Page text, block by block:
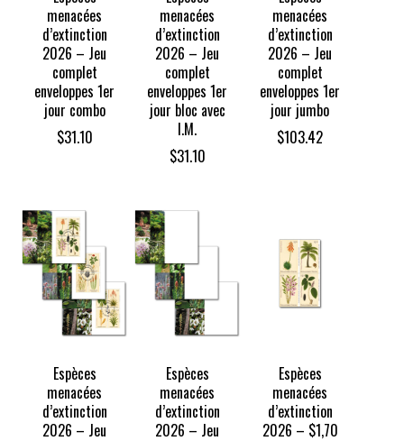
menacées
d’extinction
2026 – Jeu
complet
enveloppes 1er
jour combo
$31.10
menacées
d’extinction
2026 – Jeu
complet
enveloppes 1er
jour bloc avec
I.M.
$31.10
menacées
d’extinction
2026 – Jeu
complet
enveloppes 1er
jour jumbo
$103.42
Espèces
menacées
d’extinction
2026 – Jeu
Espèces
menacées
d’extinction
2026 – Jeu
Espèces
menacées
d’extinction
2026 – $1,70